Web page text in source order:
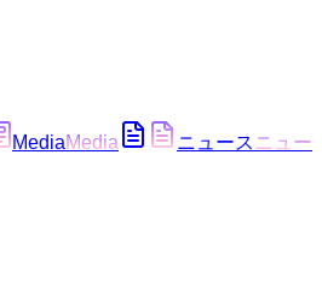
MediaMedia ニュース ニュー